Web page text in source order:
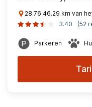
28.76 46.29 km van
3.40
(52
Parkeren